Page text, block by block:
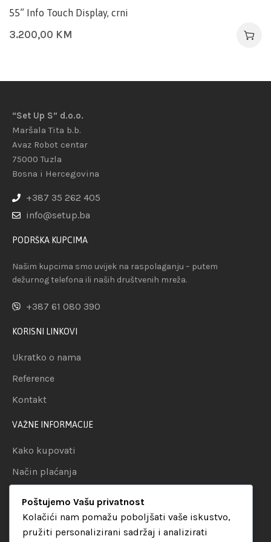
55” Info Touch Display, crni
3.200,00 KM
“Set Up S” d.o.o.
Maršala Tita b.b.
Avaz Robot centar
75000 Tuzla
Bosna i Hercegovina
+387 35 262 405
info@setup.ba
PODRŠKA KUPCIMA
Našim kupcima smo uvijek na raspolaganju – putem
dežurnog telefona ili naših društvenih mreža.
+387 61 080 390
KORISNI LINKOVI
Ukratko o nama
Reference
Kontakt
VAŽNE INFORMACIJE
Kako kupovati
Način plaćanja
Politika privatnosti
KATEGORIJE
Poštujemo Vašu privatnost
Kolačići nam pomažu poboljšati vaše iskustvo,
pružiti personalizirani sadržaj i analizirati